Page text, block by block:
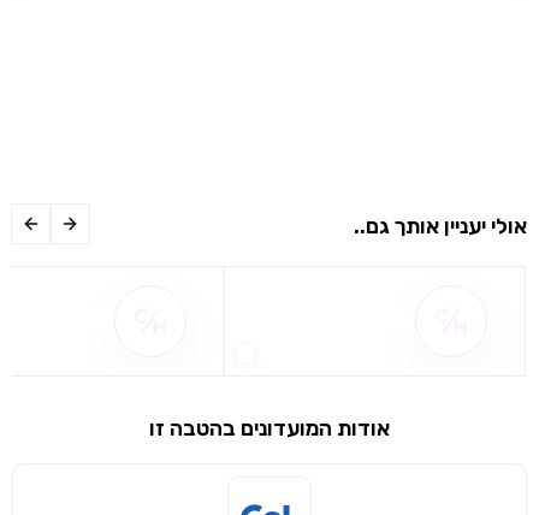
שיתוף
שימו לב!
הבנתי, המשך לאתר
אולי יעניין אותך גם..
אודות המועדונים בהטבה זו